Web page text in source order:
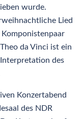
wurde.
Lied
da Vinci ist ein
des
Konzertabend
des NDR